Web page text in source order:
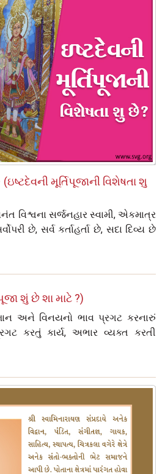
મૂર્તિપૂજાની વિશેષતા શુ
વિશ્વના સર્જનહાર સ્વામી, એકમાત્ર
છે, સર્વ કર્તાહર્તા છે, સદા દિવ્ય છે
શું છે શા માટે ?)
અને વિનયનો ભાવ પ્રગટ કરનારું
કરતું કાર્ય, અભાર વ્યક્ત કરતી